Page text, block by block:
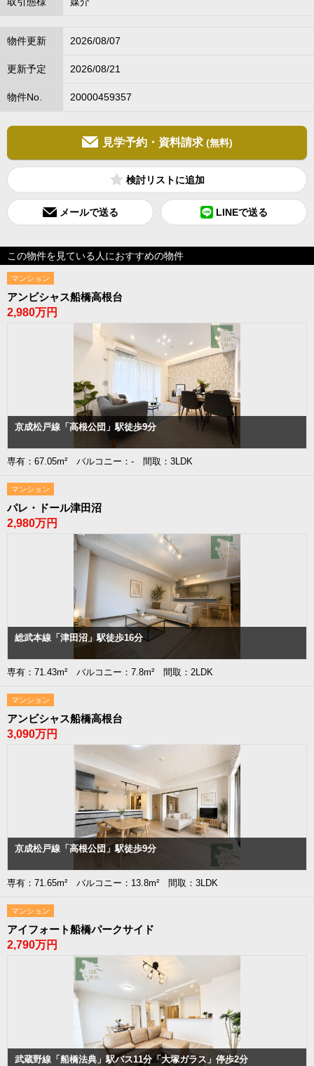
物件更新 2026/08/07
更新予定 2026/08/21
物件No. 20000459357
見学予約・資料請求 (無料)
検討リスト
メールで送る LINEで送る
この物件を見ている人におすすめの物件
マンション
アンビシャス船橋高根台
2,980万円
京成松戸線「高根公団」駅徒歩9分
専有：67.05m² バルコニー：- 間取：3LDK
マンション
パレ・ドール津田沼
2,980万円
総武本線「津田沼」駅徒歩16分
専有：71.43m² バルコニー：7.8m² 間取：2LDK
マンション
アンビシャス船橋高根台
3,090万円
京成松戸線「高根公団」駅徒歩9分
専有：71.65m² バルコニー：13.8m² 間取：3LDK
マンション
アイフォート船橋パークサイド
2,790万円
武蔵野線「船橋法典」駅バス11分「大塚ガラス」停歩2分